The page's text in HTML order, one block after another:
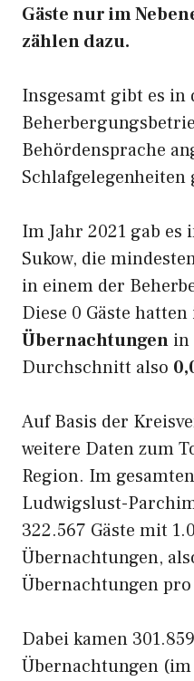
Gäste nur im
zählen dazu.
Insgesamt gibt es in
Behördensprache
Schlafgelegenheiten
Im Jahr 2021 gab es
Sukow, die
in einem der
Diese 0 Gäste
Übernachtungen in
Durchschnitt also
Auf Basis der
weitere Daten zum
Region. Im
Ludwigslust-
322.567 Gäste mit
Übernachtungen,
Übernachtungen pro
Dabei kamen
Übernachtungen